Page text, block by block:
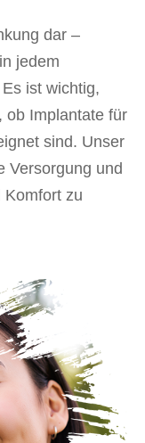
dar –
jedem
ist wichtig,
ob Implantate für
sind. Unser
Versorgung und
zu